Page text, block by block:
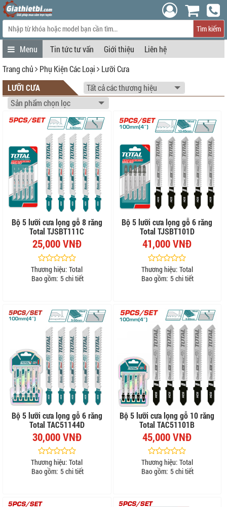
Tìm kiếm
Tin tức tư vấn Giới thiệu
Liên hệ
Trang chủ
Phụ Kiện Các Loại
Lưỡi Cưa
LƯỠI CƯA
Bộ 5 lưỡi cưa lọng gỗ 8 răng
Total TJSBT111C
25,000 VNĐ
Thương hiệu: Total
Bao gồm: 5 chi tiết
Bộ 5 lưỡi cưa lọng gỗ 6 răng
Total TJSBT101D
41,000 VNĐ
Thương hiệu: Total
Bao gồm: 5 chi tiết
Bộ 5 lưỡi cưa lọng gỗ 6 răng
Total TAC51144D
30,000 VNĐ
Thương hiệu: Total
Bao gồm: 5 chi tiết
Bộ 5 lưỡi cưa lọng gỗ 10 răng
Total TAC51101B
45,000 VNĐ
Thương hiệu: Total
Bao gồm: 5 chi tiết